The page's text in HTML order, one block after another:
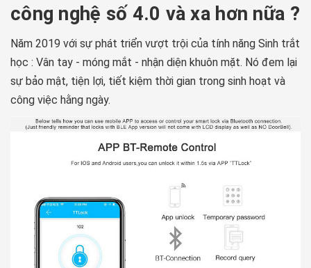
công nghệ số 4.0 và xa hơn nữa ?
Năm 2019 với sự phát triển vượt trội của tính năng Sinh trắt
học : Vân tay - móng mắt - nhận diện khuôn mặt. Nó đem lại
sự bảo mật, tiện lợi, tiết kiệm thời gian trong sinh hoạt và
công việc hằng ngày.